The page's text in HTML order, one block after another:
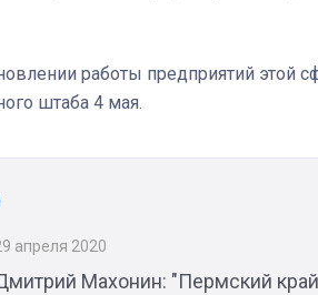
работы предприятий этой
штаба 4 мая.
апреля 2020
Махонин: "Пермский